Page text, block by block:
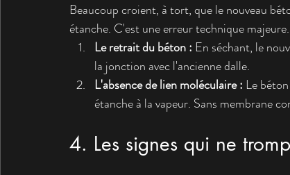
Beaucoup croient, à tort, que le nouveau
étanche. C'est une erreur technique majeure.
Le retrait du béton : En séchant, le
la jonction avec l'ancienne dalle.
L'absence de lien moléculaire : Le
étanche à la vapeur. Sans membrane
4. Les signes qui ne